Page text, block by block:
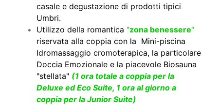
casale e degustazione di prodotti tipici
Umbri.
Utilizzo della romantica "zona benessere"
riservata alla coppia con la Mini-piscina
Idromassaggio cromoterapica, la particolare
Doccia Emozionale e la piacevole Biosauna
"stellata" (1 ora totale a coppia per la
Deluxe ed Eco Suite, 1 ora al giorno a
coppia per la Junior Suite)